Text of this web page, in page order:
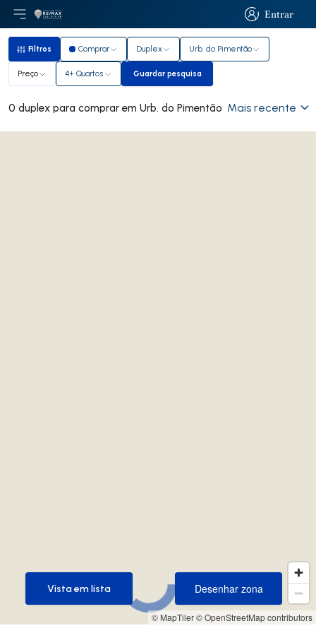
Entrar
Entrar
Abri menu principal
LogoIr para página inicial
Filtros
Filtros Comprar Duplex Urb. do Pimentão
Preço 4+ Quartos Guardar pesquisa
Guardar pesquisa
0 duplex para comprar em Urb. do Pimentão Mais recente
© MapTiler© OpenStreetMap contributors
Desenhar zona
Desenhar zona
Vista em lista
Vista em lista